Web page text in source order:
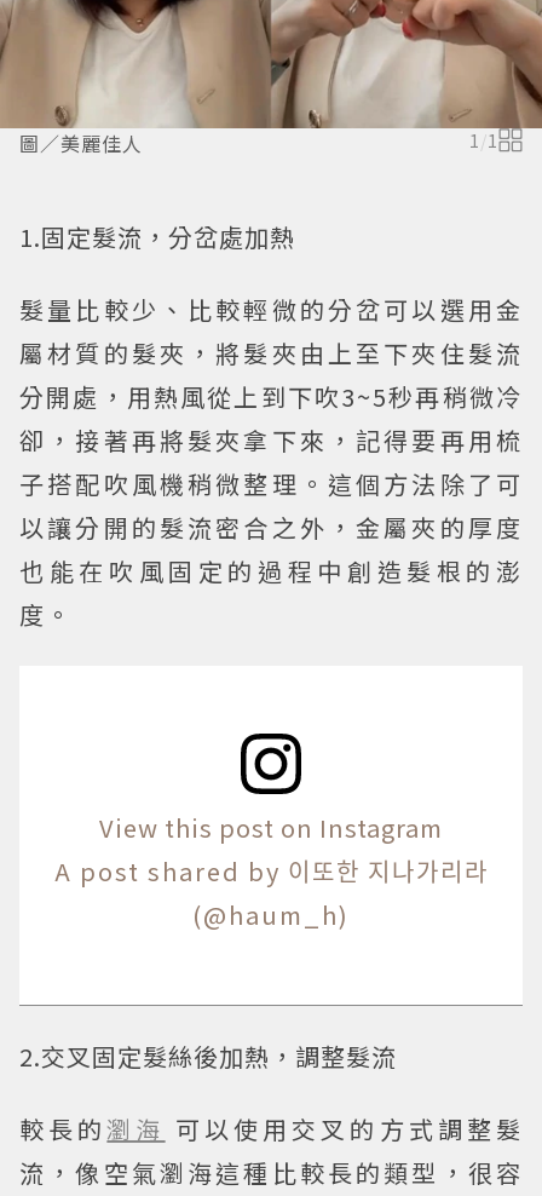
圖／美麗佳人 1 /1
1.固定髮流，分岔處加熱
髮量比較少、比較輕微的分岔可以選用金
屬材質的髮夾，將髮夾由上至下夾住髮流
分開處，用熱風從上到下吹3~5秒再稍微冷
卻，接著再將髮夾拿下來，記得要再用梳
子搭配吹風機稍微整理。這個方法除了可
以讓分開的髮流密合之外，金屬夾的厚度
也能在吹風固定的過程中創造髮根的澎
度。
View this post on Instagram
A post shared by 이또한 지나가리라
(@haum_h)
2.交叉固定髮絲後加熱，調整髮流
較長的瀏海 可以使用交叉的方式調整髮
流，像空氣瀏海這種比較長的類型，很容